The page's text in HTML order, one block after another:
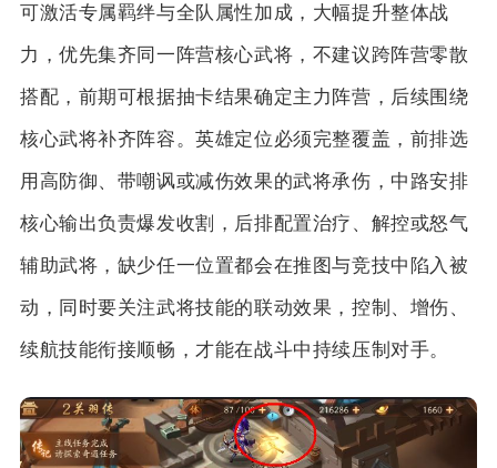
可激活专属羁绊与全队属性加成，大幅提升整体战
力，优先集齐同一阵营核心武将，不建议跨阵营零散
搭配，前期可根据抽卡结果确定主力阵营，后续围绕
核心武将补齐阵容。英雄定位必须完整覆盖，前排选
用高防御、带嘲讽或减伤效果的武将承伤，中路安排
核心输出负责爆发收割，后排配置治疗、解控或怒气
辅助武将，缺少任一位置都会在推图与竞技中陷入被
动，同时要关注武将技能的联动效果，控制、增伤、
续航技能衔接顺畅，才能在战斗中持续压制对手。